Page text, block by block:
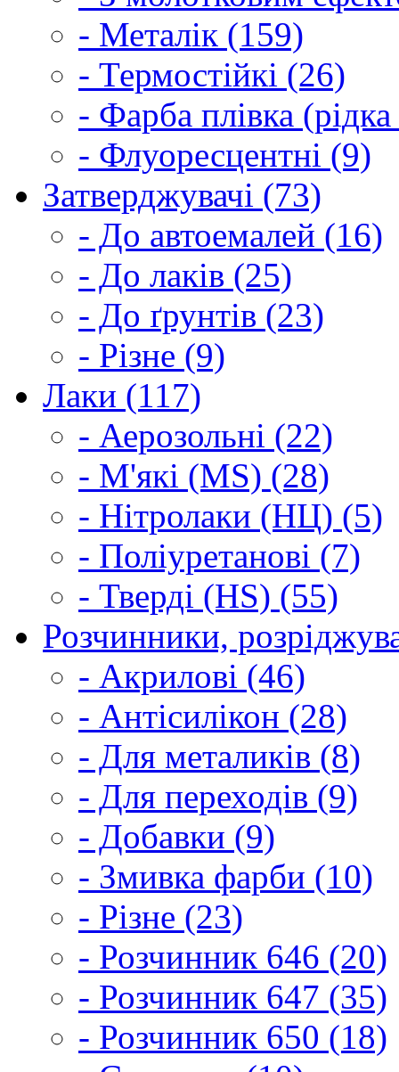
- Металік (159)
- Термостійкі (26)
- Фарба плівка
- Флуоресцентні (9)
Затверджувачі (73)
- До автоемалей (16)
- До лаків (25)
- До ґрунтів (23)
- Різне (9)
Лаки (117)
- Аерозольні (22)
- М'які (MS) (28)
- Нітролаки (НЦ) (5)
- Поліуретанові (7)
- Тверді (HS) (55)
Розчинники,
- Акрилові (46)
- Антісилікон (28)
- Для металиків (8)
- Для переходів (9)
- Добавки (9)
- Змивка фарби (10)
- Різне (23)
- Розчинник 646 (20)
- Розчинник 647 (35)
- Розчинник 650 (18)